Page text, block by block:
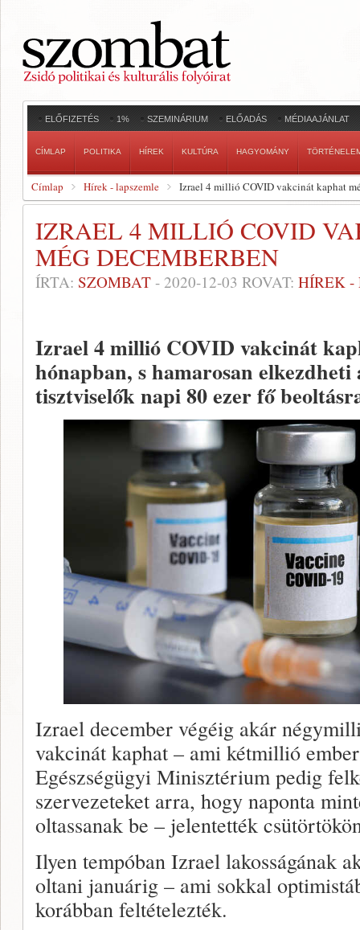
ELŐFIZETÉS 1% SZEMINÁRIUM ELŐADÁS MÉDIAAJÁNLAT
CÍMLAP POLITIKA HÍREK KULTÚRA HAGYOMÁNY
Címlap Hírek - lapszemle Izrael 4 millió COVID vakcinát kaphat
IZRAEL 4 MILLIÓ COVID
MÉG DECEMBERBEN
ÍRTA: SZOMBAT - 2020-12-03 ROVAT: HÍREK -
Izrael 4 millió COVID vakcinát
hónapban, s hamarosan elkezdheti
tisztviselők napi 80 ezer fő
Izrael december végéig akár
vakcinát kaphat – ami kétmillió
Egészségügyi Minisztérium pedig
szervezeteket arra, hogy naponta
oltassanak be – jelentették
Ilyen tempóban Izrael lakosságának
oltani januárig – ami sokkal
korábban feltételezték.